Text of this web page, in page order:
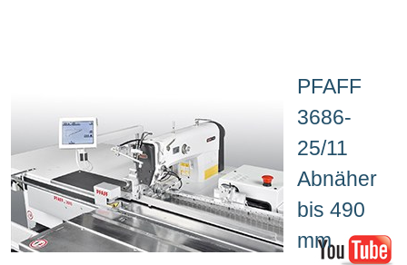
PFAFF
3686-
25/11
Abnäher
bis 490
mm